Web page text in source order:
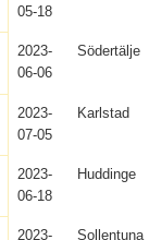
05-18
2023-
06-06
Södertälje
2023-
07-05
Karlstad
2023-
06-18
Huddinge
2023- Sollentuna